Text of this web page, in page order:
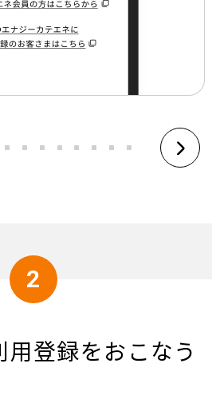
2
用登録をおこなう